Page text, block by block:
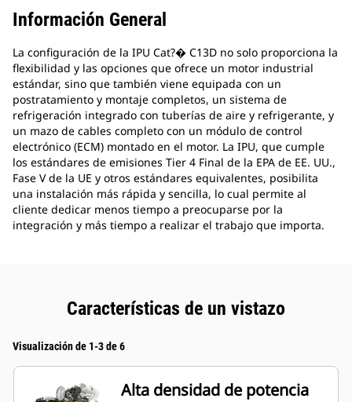
Información General
La configuración de la IPU Cat?� C13D no solo proporciona la
flexibilidad y las opciones que ofrece un motor industrial
estándar, sino que también viene equipada con un
postratamiento y montaje completos, un sistema de
refrigeración integrado con tuberías de aire y refrigerante, y
un mazo de cables completo con un módulo de control
electrónico (ECM) montado en el motor. La IPU, que cumple
los estándares de emisiones Tier 4 Final de la EPA de EE. UU.,
Fase V de la UE y otros estándares equivalentes, posibilita
una instalación más rápida y sencilla, lo cual permite al
cliente dedicar menos tiempo a preocuparse por la
integración y más tiempo a realizar el trabajo que importa.
Características de un vistazo
Visualización de 1-3 de 6
Alta densidad de potencia